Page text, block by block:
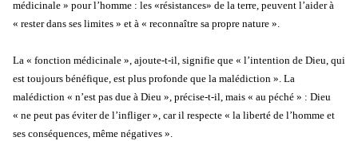
médicinale » pour l’homme : les «résistances» de la terre, peuvent l’aider à
« rester dans ses limites » et à « reconnaître sa propre nature ».
La « fonction médicinale », ajoute-t-il, signifie que « l’intention de Dieu, qui
est toujours bénéfique, est plus profonde que la malédiction ». La
malédiction « n’est pas due à Dieu », précise-t-il, mais « au péché » : Dieu
« ne peut pas éviter de l’infliger », car il respecte « la liberté de l’homme et
ses conséquences, même négatives ».